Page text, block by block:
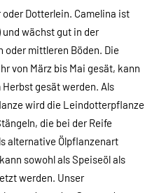
Dotterlein. Camelina ist
wächst gut in der
oder mittleren Böden. Die
von März bis Mai gesät, kann
gesät werden. Als
wird die Leindotterpflanze
die bei der Reife
alternative Ölpflanzenart
sowohl als Speiseöl als
werden. Unser